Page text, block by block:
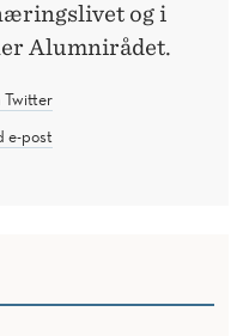
og i
Alumnirådet.
Twitter
e-post